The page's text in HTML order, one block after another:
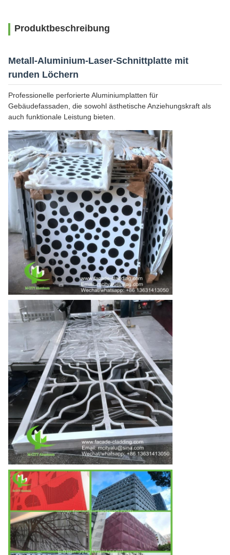
Produktbeschreibung
Metall-Aluminium-Laser-Schnittplatte mit
runden Löchern
Professionelle perforierte Aluminiumplatten für
Gebäudefassaden, die sowohl ästhetische Anziehungskraft als
auch funktionale Leistung bieten.